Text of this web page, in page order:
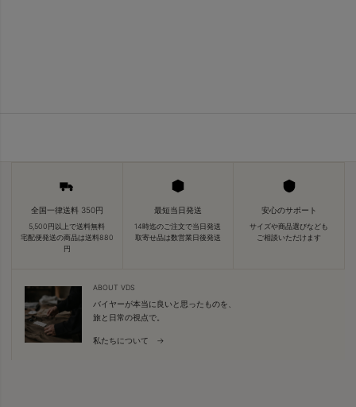
全国一律送料 350円
5,500円以上で送料無料
宅配便発送の商品は送料880
円
最短当日発送
14時迄のご注文で当日発送
取寄せ品は数営業日後発送
安心のサポート
サイズや商品選びなども
ご相談いただけます
ABOUT VDS
バイヤーが本当に良いと思ったものを、
旅と日常の視点で。
私たちについて →